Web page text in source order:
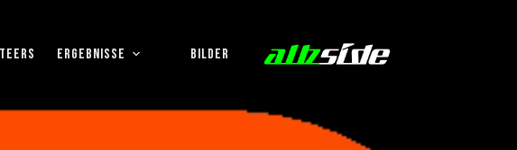
ERGEBNISSE BILDER